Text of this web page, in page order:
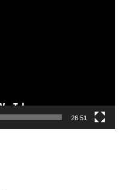
26:51